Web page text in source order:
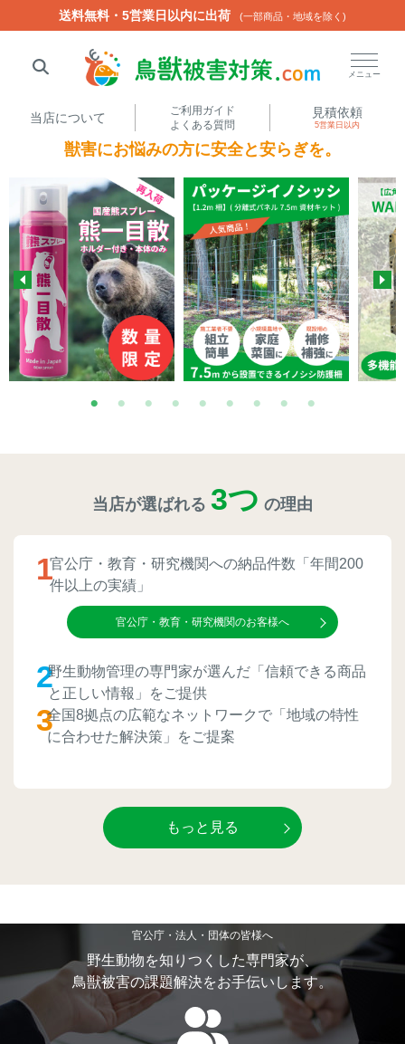
送料無料・5営業日以内に出荷 (一部商品・地域を除く)
メニュー
当店について
ご利用ガイド
よくある質問
見積依頼
5営業日以内
獣害にお悩みの方に安全と安らぎを。
当店が選ばれる 3つ の理由
1官公庁・教育・研究機関への納品件数「年間200
件以上の実績」
官公庁・教育・研究機関のお客様へ
2野生動物管理の専門家が選んだ「信頼できる商品
と正しい情報」をご提供
3全国8拠点の広範なネットワークで「地域の特性
に合わせた解決策」をご提案
もっと見る
官公庁・法人・団体の皆様へ
野生動物を知りつくした専門家が、
鳥獣被害の課題解決をお手伝いします。
送料無料・5営業日以内に出荷 (一部商品・地域を除く)
閉じる
人気ワード
楽落くんハイトシェルター 侵入禁刺イノシッシ
いのししくんTREL4G-Rアニマルネット2300
アニマルセンサー
商品カテゴリから選ぶ
電気柵
（SDカード録画）
ICT・IoT機器
知・遠隔監視）
金網柵（ワイヤーメッシ
ュ柵等）
カ・サル等）
箱わな（アライグマ・ハ
シカ等）
対象動物から選ぶ
動物の種類から対策商品を選ぶ
イノシシ対策
アライグマ対策
キツネ対策
イタチ・テン・
マングース対策
ヌートリア対策